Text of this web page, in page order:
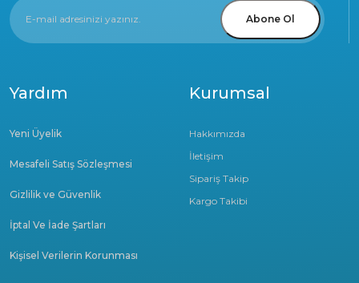
Abone Ol
Kurumsal
Hakkımızda
İletişim
Sipariş Takip
Kargo Takibi
Yardım
Yeni Üyelik
Mesafeli Satış Sözleşmesi
Gizlilik ve Güvenlik
İptal Ve İade Şartları
Kişisel Verilerin Korunması